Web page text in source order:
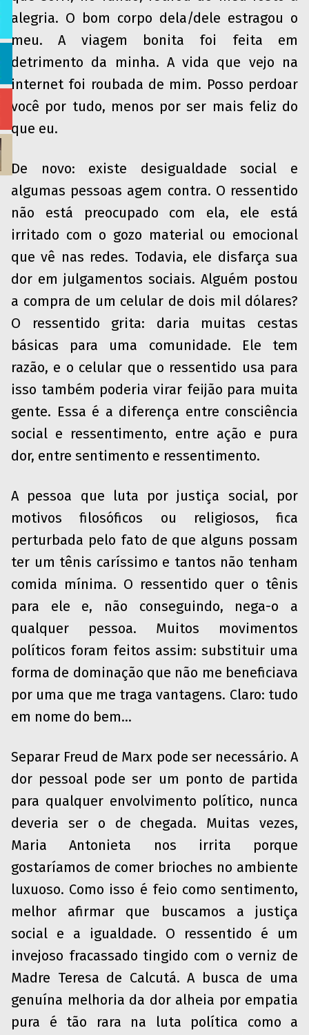
alegria. O bom corpo dela/dele estragou o
meu. A viagem bonita foi feita em
detrimento da minha. A vida que vejo na
internet foi roubada de mim. Posso perdoar
você por tudo, menos por ser mais feliz do
que eu.
De novo: existe desigualdade social e
algumas pessoas agem contra. O ressentido
não está preocupado com ela, ele está
irritado com o gozo material ou emocional
que vê nas redes. Todavia, ele disfarça sua
dor em julgamentos sociais. Alguém postou
a compra de um celular de dois mil dólares?
O ressentido grita: daria muitas cestas
básicas para uma comunidade. Ele tem
razão, e o celular que o ressentido usa para
isso também poderia virar feijão para muita
gente. Essa é a diferença entre consciência
social e ressentimento, entre ação e pura
dor, entre sentimento e ressentimento.
A pessoa que luta por justiça social, por
motivos filosóficos ou religiosos, fica
perturbada pelo fato de que alguns possam
ter um tênis caríssimo e tantos não tenham
comida mínima. O ressentido quer o tênis
para ele e, não conseguindo, nega-o a
qualquer pessoa. Muitos movimentos
políticos foram feitos assim: substituir uma
forma de dominação que não me beneficiava
por uma que me traga vantagens. Claro: tudo
em nome do bem…
Separar Freud de Marx pode ser necessário. A
dor pessoal pode ser um ponto de partida
para qualquer envolvimento político, nunca
deveria ser o de chegada. Muitas vezes,
Maria Antonieta nos irrita porque
gostaríamos de comer brioches no ambiente
luxuoso. Como isso é feio como sentimento,
melhor afirmar que buscamos a justiça
social e a igualdade. O ressentido é um
invejoso fracassado tingido com o verniz de
Madre Teresa de Calcutá. A busca de uma
genuína melhoria da dor alheia por empatia
pura é tão rara na luta política como a